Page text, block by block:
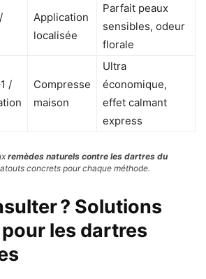
Application
localisée
Parfait peaux
sensibles, odeur
florale
/
Compresse
maison
Ultra
économique,
effet calmant
express
remèdes naturels contre les dartres du
concrets pour chaque méthode.
? Solutions
les dartres